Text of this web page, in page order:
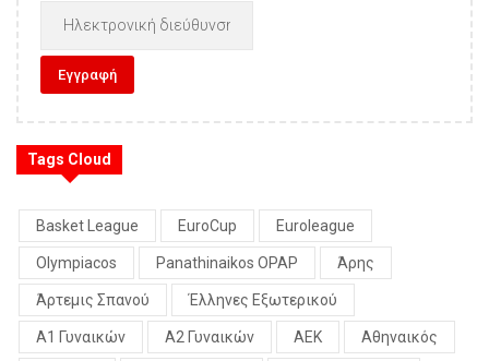
Tags Cloud
Basket League EuroCup Euroleague
Olympiacos Panathinaikos OPAP Άρης
Άρτεμις Σπανού Έλληνες Εξωτερικού
Α1 Γυναικών Α2 Γυναικών ΑΕΚ Αθηναικός